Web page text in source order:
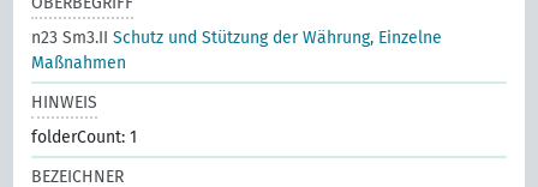
n23 Sm3.IISchutz und Stützung der Währung, Einzelne
Maßnahmen
HINWEIS
folderCount: 1
BEZEICHNER